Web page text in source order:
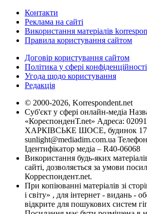
Контакти
Реклама на сайті
Використання матеріалів
Правила користування сайтом
Договір користування сайтом
Політика у сфері
Угода щодо користування
Редакція
© 2000-2026, Korrespondent.net
Суб'єкт у сфері онлайн-медіа
«КореспонденТ.net» Адреса:
ХАРКІВСЬКЕ ШОСЕ, будинок
sunlight@mediadim.com.ua
Ідентифікатор медіа – R40-06068
Використання будь-яких
сайті, дозволяється за умови
Корреспондент.net.
При копіюванні матеріалів зі
і світу» , для інтернет - видань -
відкрите для пошукових систем